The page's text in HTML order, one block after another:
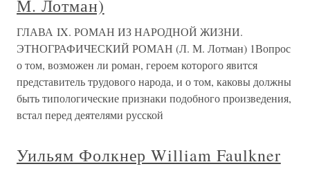
М. Лотман)
ГЛАВА IX. РОМАН ИЗ НАРОДНОЙ ЖИЗНИ.
ЭТНОГРАФИЧЕСКИЙ РОМАН (Л. М. Лотман) 1Вопрос
о том, возможен ли роман, героем которого явится
представитель трудового народа, и о том, каковы должны
быть типологические признаки подобного произведения,
встал перед деятелями русской
Уильям Фолкнер William Faulkner